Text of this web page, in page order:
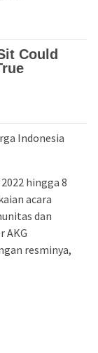
Indonesia
hingga 8
acara
dan
AKG
resminya,